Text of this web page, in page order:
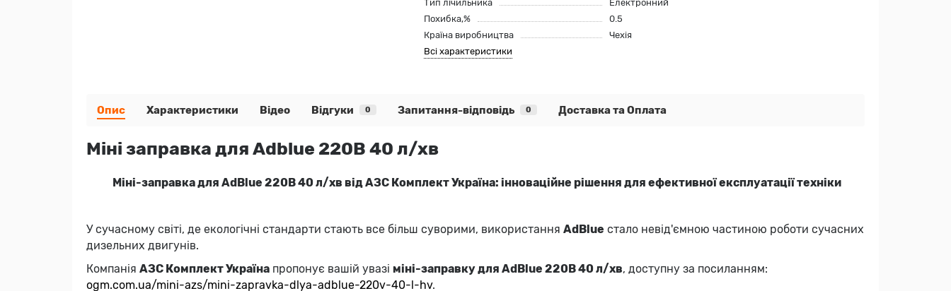
Тип лічильника
Електронний
Похибка,%
0.5
Країна виробництва
Чехія
Всі характеристики
Опис Характеристики Відео Відгуки 0 Запитання-відповідь 0 Доставка та Оплата
Міні заправка для Adblue 220В 40 л/хв
Міні-заправка для AdBlue 220В 40 л/хв від АЗС Комплект Україна: інноваційне рішення для ефективної експлуатації техніки
У сучасному світі, де екологічні стандарти стають все більш суворими, використання AdBlue стало невід'ємною частиною роботи сучасних
дизельних двигунів.
Компанія АЗС Комплект Україна пропонує вашій увазі міні-заправку для AdBlue 220В 40 л/хв, доступну за посиланням:
ogm.com.ua/mini-azs/mini-zapravka-dlya-adblue-220v-40-l-hv.